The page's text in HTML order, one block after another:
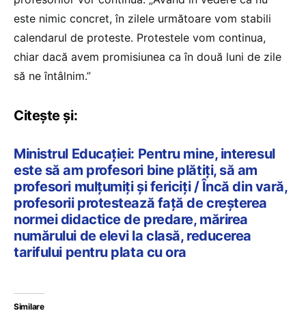
este nimic concret, în zilele următoare vom stabili
calendarul de proteste. Protestele vom continua,
chiar dacă avem promisiunea ca în două luni de zile
să ne întâlnim.”
Citește și:
Ministrul Educației: Pentru mine, interesul
este să am profesori bine plătiți, să am
profesori mulțumiți și fericiți / Încă din vară,
profesorii protestează față de creșterea
normei didactice de predare, mărirea
numărului de elevi la clasă, reducerea
tarifului pentru plata cu ora
Similare